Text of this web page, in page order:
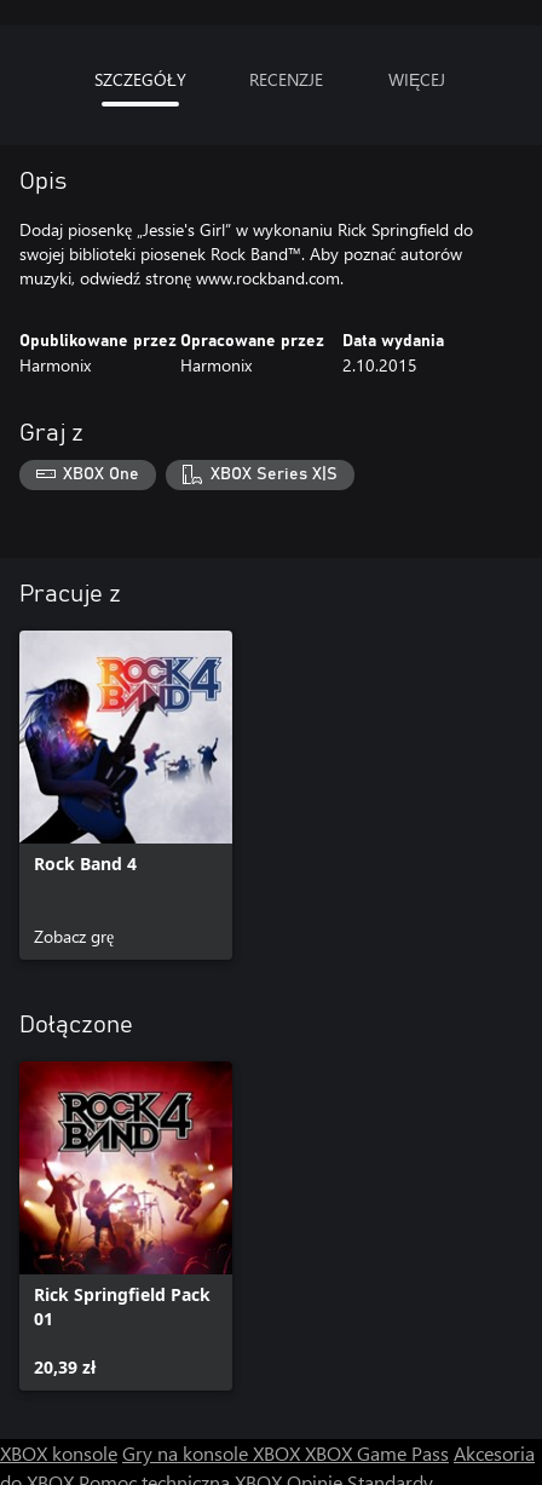
SZCZEGÓŁY RECENZJE WIĘCEJ
Opis
Dodaj piosenkę „Jessie's Girl” w wykonaniu Rick Springfield do
swojej biblioteki piosenek Rock Band™. Aby poznać autorów
muzyki, odwiedź stronę www.rockband.com.
Opublikowane przez
Harmonix
Opracowane przez
Harmonix
Data wydania
2.10.2015
Graj z
XBOX One XBOX Series X|S
Pracuje z
Rock Band 4
Zobacz grę
Dołączone
Rick Springfield Pack
01
20,39 zł
XBOX konsoleGry na konsole XBOXXBOX Game Pass Akcesoria